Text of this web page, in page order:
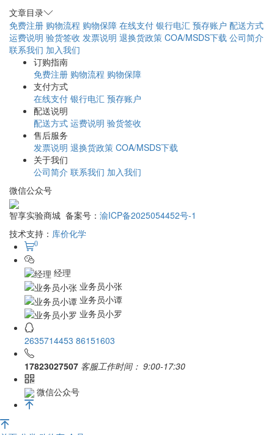
文章目录
免费注册 购物流程 购物保障 在线支付 银行电汇 预存账户 配送方式
运费说明 验货签收 发票说明 退换货政策 COA/MSDS下载 公司简介
联系我们 加入我们
订购指南
免费注册 购物流程 购物保障
支付方式
在线支付 银行电汇 预存账户
配送说明
配送方式 运费说明 验货签收
售后服务
发票说明 退换货政策 COA/MSDS下载
关于我们
公司简介 联系我们 加入我们
微信公众号
智享实验商城 备案号： 渝ICP备2025054452号-1
技术支持： 库价化学
0
经理
业务员小张
业务员小谭
业务员小罗
2635714453 86151603
17823027507 客服工作时间： 9:00-17:30
微信公众号